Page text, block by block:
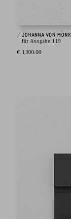
JOHANNA VON
für Ausgabe 119
€ 1,300.00